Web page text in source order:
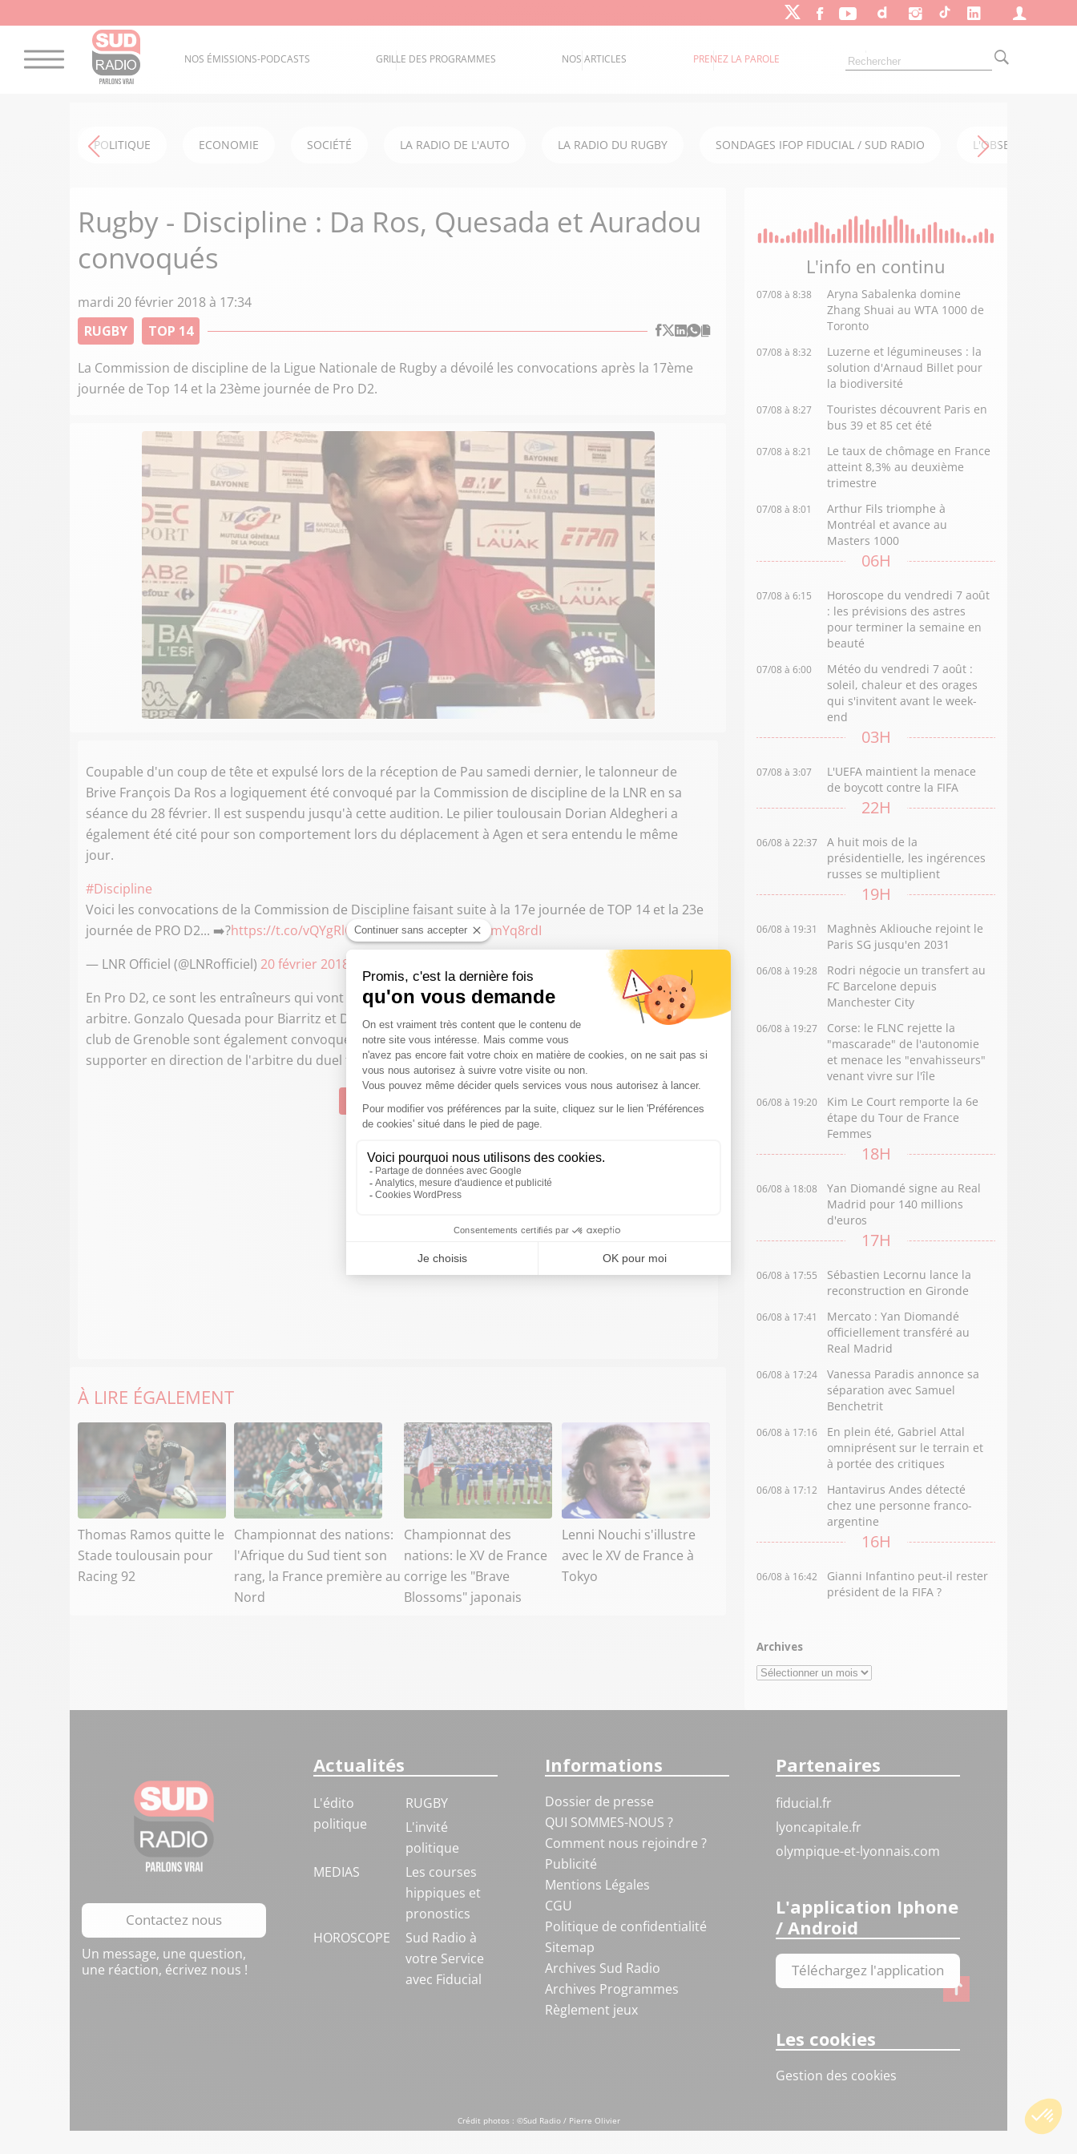
NOS ÉMISSIONS-PODCASTS GRILLE DES PROGRAMMES NOS ARTICLES PRENEZ LA PAROLE
POLITIQUE ECONOMIE SOCIÉTÉ LA RADIO DE L'AUTO LA RADIO DU RUGBY SONDAGES IFOP FIDUCIAL / SUD RADIO L'OBSERVATOIRE
Rugby - Discipline : Da Ros, Quesada et Auradou
convoqués
mardi 20 février 2018 à 17:34
RUGBY
TOP 14
La Commission de discipline de la Ligue Nationale de Rugby a dévoilé les convocations après la 17ème
journée de Top 14 et la 23ème journée de Pro D2.
Coupable d'un coup de tête et expulsé lors de la réception de Pau samedi dernier, le talonneur de
Brive François Da Ros a logiquement été convoqué par la Commission de discipline de la LNR en sa
séance du 28 février. Il est suspendu jusqu'à cette audition. Le pilier toulousain Dorian Aldegheri a
également été cité pour son comportement lors du déplacement à Agen et sera entendu le même
jour.
#Discipline
Voici les convocations de la Commission de Discipline faisant suite à la 17e journée de TOP 14 et la 23e
journée de PRO D2... ➡️?https://t.co/vQYgRlOVlxpic.twitter.com/KrxmYq8rdI
— LNR Officiel (@LNRofficiel) 20 février 2018
En Pro D2, ce sont les entraîneurs qui vont devoir s'expliquer après un rapport du 4ème et du 5ème
arbitre. Gonzalo Quesada pour Biarritz et David Auradou pour Mont-de-Marsan. Les représentants du
club de Grenoble sont également convoqués certainement pour expliquer le jet d'un projectile par un
supporter en direction de l'arbitre du duel face à Montauban, Mr Ramos.
Suivre Sud Radio
À LIRE ÉGALEMENT
Thomas Ramos quitte le
Stade toulousain pour
Racing 92
Championnat des nations:
l'Afrique du Sud tient son
rang, la France première au
Nord
Championnat des
nations: le XV de France
corrige les "Brave
Blossoms" japonais
Lenni Nouchi s'illustre
avec le XV de France à
Tokyo
L'info en continu
07/08 à 8:38
Aryna Sabalenka domine
Zhang Shuai au WTA 1000 de
Toronto
07/08 à 8:32
Luzerne et légumineuses : la
solution d'Arnaud Billet pour
la biodiversité
07/08 à 8:27
Touristes découvrent Paris en
bus 39 et 85 cet été
07/08 à 8:21
Le taux de chômage en France
atteint 8,3% au deuxième
trimestre
07/08 à 8:01
Arthur Fils triomphe à
Montréal et avance au
Masters 1000
06H
07/08 à 6:15
Horoscope du vendredi 7 août
: les prévisions des astres
pour terminer la semaine en
beauté
07/08 à 6:00
Météo du vendredi 7 août :
soleil, chaleur et des orages
qui s'invitent avant le week-
end
03H
07/08 à 3:07
L'UEFA maintient la menace
de boycott contre la FIFA
22H
06/08 à 22:37
A huit mois de la
présidentielle, les ingérences
russes se multiplient
19H
06/08 à 19:31
Maghnès Akliouche rejoint le
Paris SG jusqu'en 2031
06/08 à 19:28
Rodri négocie un transfert au
FC Barcelone depuis
Manchester City
06/08 à 19:27
Corse: le FLNC rejette la
"mascarade" de l'autonomie
et menace les "envahisseurs"
venant vivre sur l'île
06/08 à 19:20
Kim Le Court remporte la 6e
étape du Tour de France
Femmes
18H
06/08 à 18:08
Yan Diomandé signe au Real
Madrid pour 140 millions
d'euros
17H
06/08 à 17:55
Sébastien Lecornu lance la
reconstruction en Gironde
06/08 à 17:41
Mercato : Yan Diomandé
officiellement transféré au
Real Madrid
06/08 à 17:24
Vanessa Paradis annonce sa
séparation avec Samuel
Benchetrit
06/08 à 17:16
En plein été, Gabriel Attal
omniprésent sur le terrain et
à portée des critiques
06/08 à 17:12
Hantavirus Andes détecté
chez une personne franco-
argentine
16H
06/08 à 16:42
Gianni Infantino peut-il rester
président de la FIFA ?
Archives
Archives
Contactez nous
Un message, une question,
une réaction, écrivez nous !
Actualités
L'édito
politique
RUGBY
L'invité
politique
MEDIAS
Les courses
hippiques et
pronostics
HOROSCOPE
Sud Radio à
votre Service
avec Fiducial
Informations
Dossier de presse
QUI SOMMES-NOUS ?
Comment nous rejoindre ?
Publicité
Mentions Légales
CGU
Politique de confidentialité
Sitemap
Archives Sud Radio
Archives Programmes
Règlement jeux
Partenaires
fiducial.fr
lyoncapitale.fr
olympique-et-lyonnais.com
L'application Iphone
/ Android
Téléchargez l'application
Les cookies
Gestion des cookies
Crédit photos : ©Sud Radio / Pierre Olivier